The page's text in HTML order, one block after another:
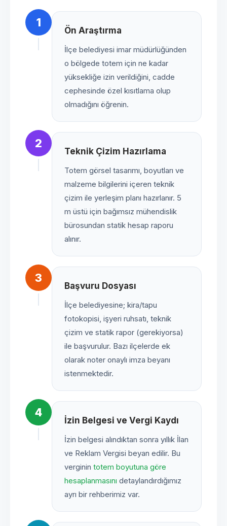
1
Ön Araştırma
İlçe belediyesi imar müdürlüğünden
o bölgede totem için ne kadar
yüksekliğe izin verildiğini, cadde
cephesinde özel kısıtlama olup
olmadığını öğrenin.
2
Teknik Çizim Hazırlama
Totem görsel tasarımı, boyutları ve
malzeme bilgilerini içeren teknik
çizim ile yerleşim planı hazırlanır. 5
m üstü için bağımsız mühendislik
bürosundan statik hesap raporu
alınır.
3
Başvuru Dosyası
İlçe belediyesine; kira/tapu
fotokopisi, işyeri ruhsatı, teknik
çizim ve statik rapor (gerekiyorsa)
ile başvurulur. Bazı ilçelerde ek
olarak noter onaylı imza beyanı
istenmektedir.
4
İzin Belgesi ve Vergi Kaydı
İzin belgesi alındıktan sonra yıllık İlan
ve Reklam Vergisi beyan edilir. Bu
verginin totem boyutuna göre
hesaplanmasını detaylandırdığımız
ayrı bir rehberimiz var.